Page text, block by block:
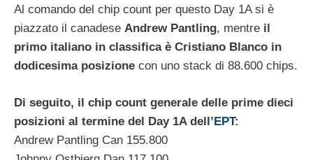
Al comando del chip count per questo Day 1A si è
piazzato il canadese Andrew Pantling, mentre il
primo italiano in classifica è Cristiano Blanco in
dodicesima posizione con uno stack di 88.600 chips.
Di seguito, il chip count generale delle prime dieci
posizioni al termine del Day 1A dell’EPT:
Andrew Pantling Can 155.800